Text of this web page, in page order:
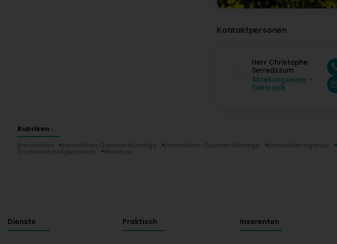
Kontaktpersonen
Herr Christophe
Serredszum
Abteilungsleiter -
Elektronik
Rubriken :
Immobilien
Immobilien-Sachverständige Immobilien-Sachverständige Immobilienagentur
Sachverständigenbüros Weinbau
Dienste Praktisch Inserenten